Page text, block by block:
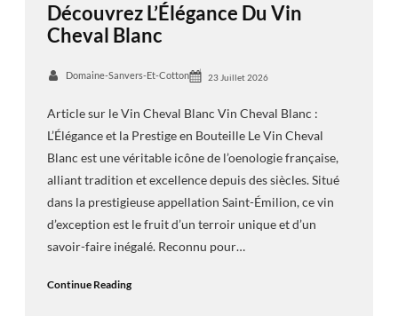
Découvrez L’Élégance Du Vin
Cheval Blanc
Domaine-Sanvers-Et-Cotton 23 Juillet 2026
Article sur le Vin Cheval Blanc Vin Cheval Blanc :
L’Élégance et la Prestige en Bouteille Le Vin Cheval
Blanc est une véritable icône de l’oenologie française,
alliant tradition et excellence depuis des siècles. Situé
dans la prestigieuse appellation Saint-Émilion, ce vin
d’exception est le fruit d’un terroir unique et d’un
savoir-faire inégalé. Reconnu pour…
Continue Reading